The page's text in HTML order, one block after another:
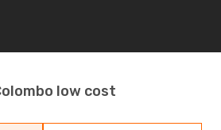
low cost